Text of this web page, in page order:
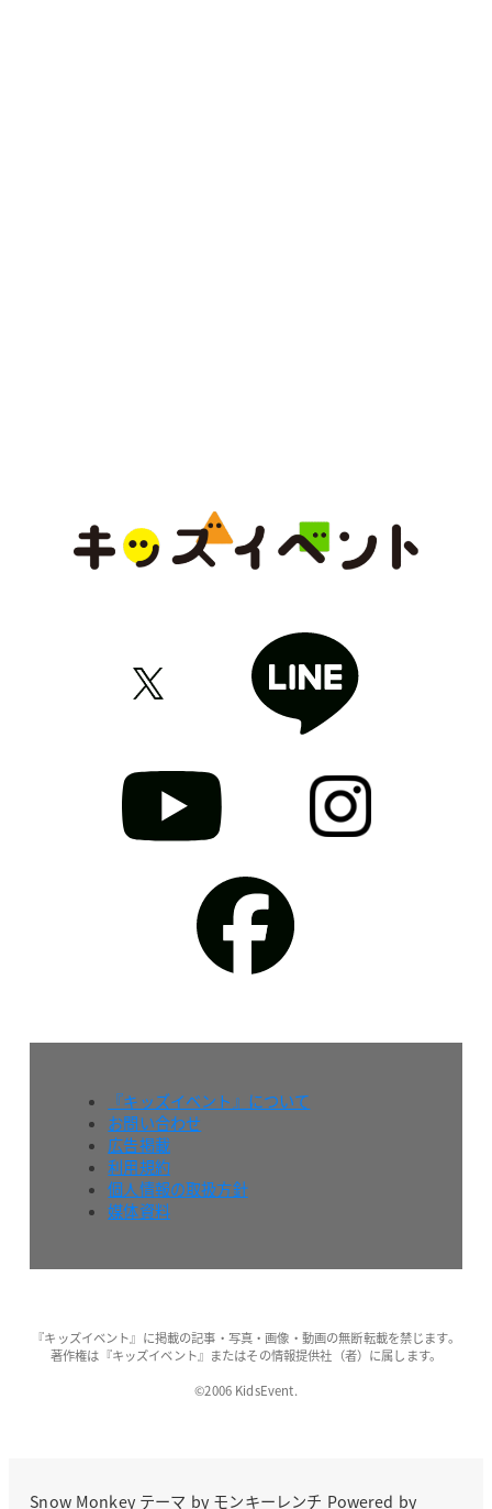
『キッズイベント』について
お問い合わせ
広告掲載
利用規約
個人情報の取扱方針
媒体資料
『キッズイベント』に掲載の記事・写真・画像・動画の無断転載を禁じます。
著作権は『キッズイベント』またはその情報提供社（者）に属します。
©2006 KidsEvent.
Snow Monkeyテーマ by モンキーレンチ Powered by